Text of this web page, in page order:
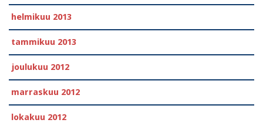
helmikuu 2013
tammikuu 2013
joulukuu 2012
marraskuu 2012
lokakuu 2012